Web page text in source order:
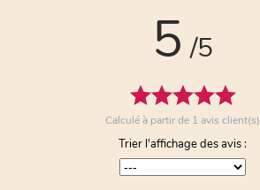
5 /5
Calculé à partir de 1 avis client(s)
Trier l'affichage des avis :